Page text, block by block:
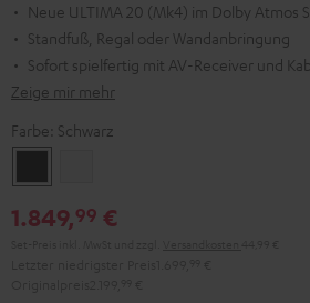
Neue ULTIMA 20 (Mk4) im Dolby Atmos
Standfuß, Regal oder Wandanbringung
Sofort spielfertig mit AV-Receiver und
Zeige mir mehr
Farbe: Schwarz
1.849,99 €